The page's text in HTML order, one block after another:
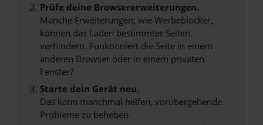
Prüfe deine Browsererweiterungen.
Manche Erweiterungen, wie Werbeblocker,
können das Laden bestimmter Seiten
verhindern. Funktioniert die Seite in einem
anderen Browser oder in einem privaten
Fenster?
Starte dein Gerät neu.
Das kann manchmal helfen, vorübergehende
Probleme zu beheben.